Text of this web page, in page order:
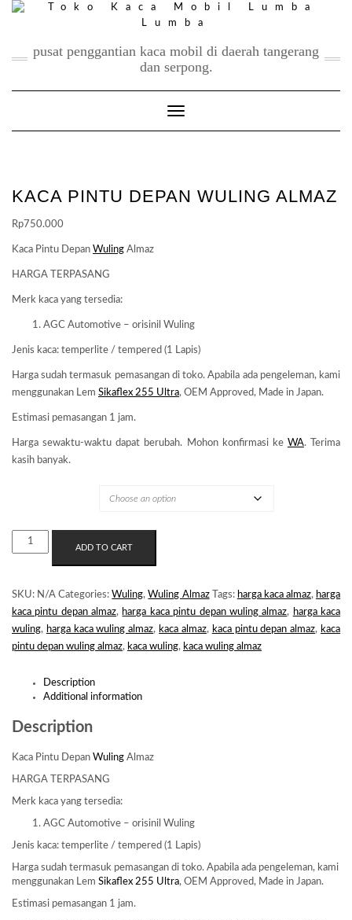
Skip
pusat penggantian kaca mobil di daerah tangerang
dan serpong.
Toggle Navigation
KACA PINTU DEPAN WULING ALMAZ
Rp750.000
Kaca Pintu Depan Wuling Almaz
HARGA TERPASANG
Merk kaca yang tersedia:
AGC Automotive – orisinil Wuling
Jenis kaca: temperlite / tempered (1 Lapis)
Harga sudah termasuk pemasangan di toko. Apabila ada pengeleman, kami
menggunakan Lem Sikaflex 255 Ultra, OEM Approved, Made in Japan.
Estimasi pemasangan 1 jam.
Harga sewaktu-waktu dapat berubah. Mohon konfirmasi ke WA. Terima
kasih banyak.
KACA
PINTU
WULING
ALMAZ
QUANTITY
ADD TO CART
SKU: N/A Categories:Wuling,Wuling Almaz Tags: harga kaca almaz, harga
kaca pintu depan almaz, harga kaca pintu depan wuling almaz, harga kaca
wuling, harga kaca wuling almaz, kaca almaz, kaca pintu depan almaz, kaca
pintu depan wuling almaz, kaca wuling, kaca wuling almaz
Description
Additional information
Description
Kaca Pintu Depan Wuling Almaz
HARGA TERPASANG
Merk kaca yang tersedia:
AGC Automotive – orisinil Wuling
Jenis kaca: temperlite / tempered (1 Lapis)
Harga sudah termasuk pemasangan di toko. Apabila ada pengeleman, kami
menggunakan Lem Sikaflex 255 Ultra, OEM Approved, Made in Japan.
Estimasi pemasangan 1 jam.